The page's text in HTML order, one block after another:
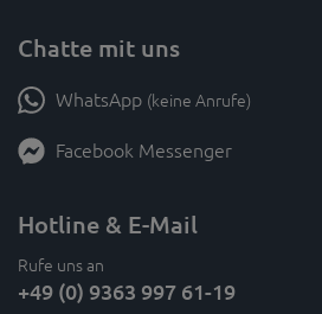
Chatte mit uns
WhatsApp (keine Anrufe)
Facebook Messenger
Hotline & E-Mail
Rufe uns an
+49 (0) 9363 997 61-19